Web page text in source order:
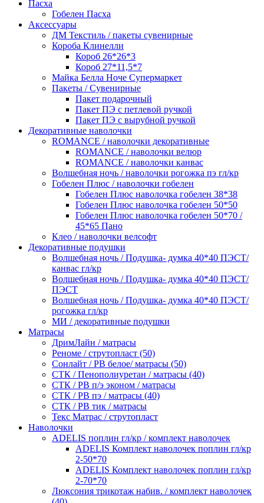
Пасха
Гобелен Пасха
Аксессуары
ДМ Текстиль / пакеты сувенирные
Короба Клинелли
Короб 26*26*3
Короб 27*11,5*7
Майка Белла Ноче Супермаркет
Пакеты / Сувенирные
Пакет подарочный
Пакет ПЭ с петлевой ручкой
Пакет ПЭ с вырубной ручкой
Декоративные наволочки
ROMANCE / наволочки декоративные
ROMANCE / наволочки велюр
ROMANCE / наволочки канвас
Волшебная ночь / наволочки рогожка пэ гл/кр
Гобелен Плюс / наволочки гобелен
Гобелен Плюс наволочка гобелен 38*38
Гобелен Плюс наволочка гобелен 50*50
Гобелен Плюс наволочка гобелен 50*70 /
45*65 Пано
Клео / наволочки велсофт
Декоративные подушки
Волшебная ночь / Подушка- думка 40*40 ПЭСТ/
канвас гл/кр
Волшебная ночь / Подушка- думка 40*40 ПЭСТ/
ПЭСТ
Волшебная ночь / Подушка- думка 40*40 ПЭСТ/
рогожка гл/кр
МИ / декоративные подушки
Матрасы
ДримЛайн / матрасы
Реноме / струтопласт (50)
Сонлайт / РВ белое/ матрасы (50)
СТК / Пенополиуретан / матрасы (40)
СТК / РВ п/э эконом / матрасы
СТК / РВ пэ / матрасы (40)
СТК / РВ тик / матрасы
Текс Матрас / струтопласт
Наволочки
ADELIS поплин гл/кр / комплект наволочек
ADELIS Комплект наволочек поплин гл/кр
2-50*70
ADELIS Комплект наволочек поплин гл/кр
2-70*70
Люксония трикотаж набив. / комплект наволочек